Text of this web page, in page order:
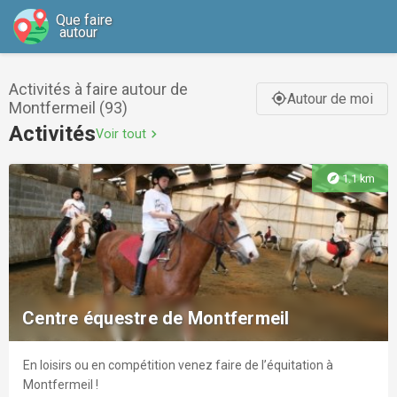
Que faire
autour
Activités à faire autour de
Montfermeil (93)
gps_fixedAutour de moi
ActivitésVoir tout chevron_right
explore1.1 km
Centre équestre de Montfermeil
En loisirs ou en compétition venez faire de l’équitation à
Montfermeil !